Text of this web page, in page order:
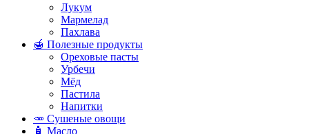
Лукум
Мармелад
Пахлава
🍯 Полезные продукты
Ореховые пасты
Урбечи
Мёд
Пастила
Напитки
🥕 Сушеные овощи
🧴 Масло